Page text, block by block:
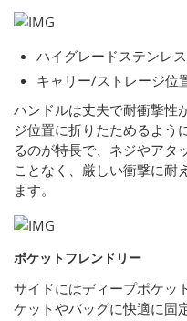
ハイグレードステンレ
キャリー/ストレージ位
ハンドルは丈夫で耐衝撃性
ジ位置に折りたためるよう
るのが特長で、ネジやアタ
ことなく、厳しい衝撃に耐
ます。
ポケットフレンドリー
サイドにはディープポケッ
ケットやバッグに快適に固定